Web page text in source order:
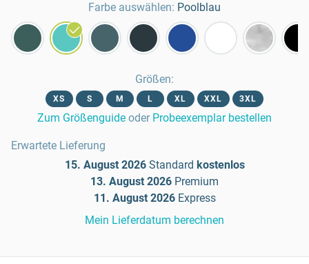
Farbe auswählen: Poolblau
Größen:
XS S M L XL XXL 3XL
Zum Größenguide oder Probeexemplar bestellen
Erwartete Lieferung
15. August 2026 Standard kostenlos
13. August 2026 Premium
11. August 2026 Express
Mein Lieferdatum berechnen